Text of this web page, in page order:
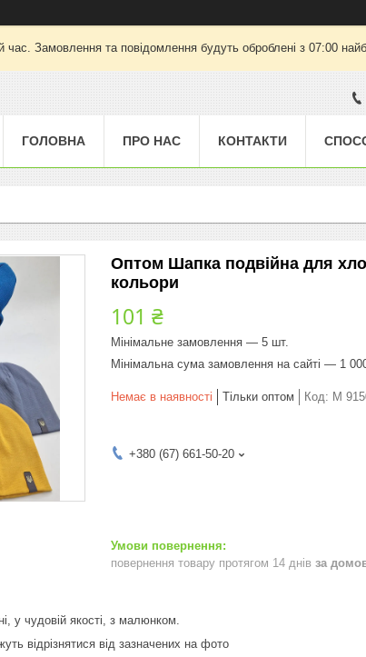
час. Замовлення та повідомлення будуть оброблені з 07:00
ГОЛОВНА ПРО НАС КОНТАКТИ
Оптом Шапка подвійна для
кольори
101 ₴
Мінімальне замовлення — 5 шт.
Мінімальна сума замовлення на сайті — 1
Немає в наявності Тільки оптом Код: M
+380 (67) 661-50-20
повернення товару протягом 14 днів за
у чудовій якості, з малюнком.
відрізнятися від зазначених на фото